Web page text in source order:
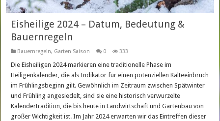
Eisheilige 2024 – Datum, Bedeutung &
Bauernregeln
Bauernregeln, Garten Saison 0 333
Die Eisheiligen 2024 markieren eine traditionelle Phase im
Heiligenkalender, die als Indikator für einen potenziellen Kälteeinbruch
im Frühlingsbeginn gilt. Gewöhnlich im Zeitraum zwischen Spätwinter
und Frühling angesiedelt, sind sie eine historisch verwurzelte
Kalendertradition, die bis heute in Landwirtschaft und Gartenbau von
großer Wichtigkeit ist. Im Jahr 2024 erwarten wir das Eintreffen dieser